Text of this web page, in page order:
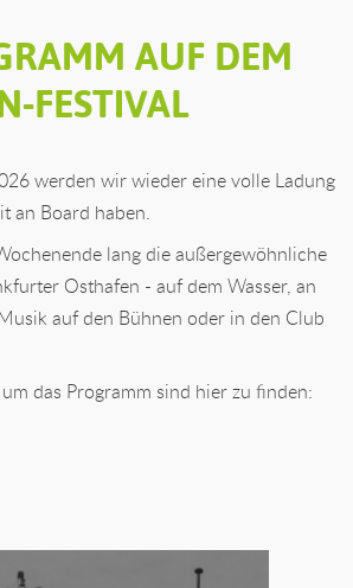
AUF DEM
FESTIVAL
werden wir wieder eine volle Ladung
an Board haben.
lang die außergewöhnliche
Osthafen - auf dem Wasser, an
auf den Bühnen oder in den Club
das Programm sind hier zu finden: